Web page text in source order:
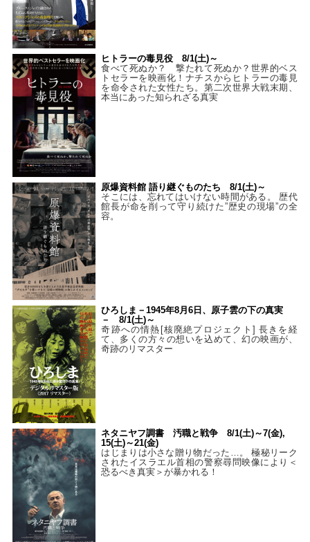
ヒトラーの毒見役 8/1(土)～
食べて死ぬか？ 撃たれて死ぬか？世界的ベス
トセラーを映画化！ナチスからヒトラーの毒見
を命令された女性たち。第二次世界大戦末期、
本当にあった知られざる真実
原爆資料館 語り継ぐものたち 8/1(土)～
そこには、忘れてはいけない時間がある。 歴代
館長が命を削って守り続けた”歴史の現場”の全
容。
ひろしま－1945年8月6日、原子雲の下の真実
－ 8/1(土)～
奇跡への情熱[核廃絶プロジェクト] 長きを経
て、多くの方々の想いを込めて、幻の映画が、
奇跡のリマスター
ネタニヤフ調書 汚職と戦争 8/1(土)～7(金),
15(土)～21(金)
はじまりは小さな贈り物だった…。 極秘リーク
されたイスラエル首相の警察尋問映像により＜
恐るべき真実＞が暴かれる！